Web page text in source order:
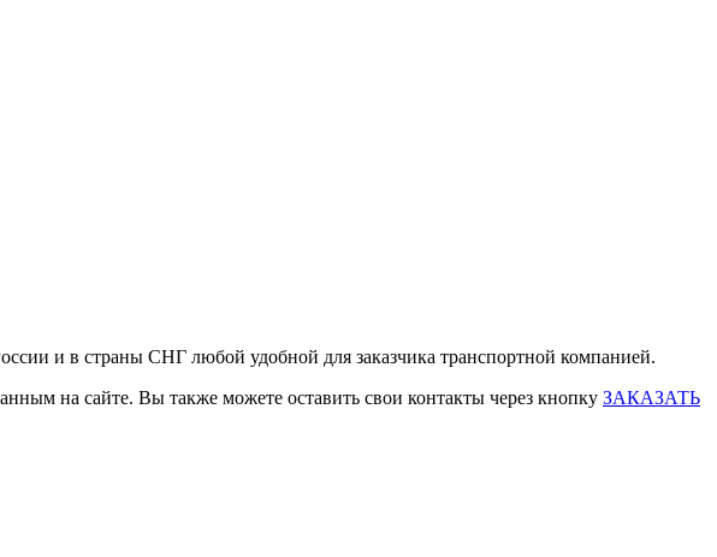
и в страны СНГ любой удобной для заказчика транспортной компанией.
на сайте. Вы также можете оставить свои контакты через кнопку ЗАКАЗАТЬ